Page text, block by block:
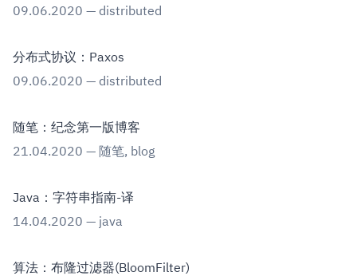
09.06.2020 — distributed
分布式协议：Paxos
09.06.2020 — distributed
随笔：纪念第一版博客
21.04.2020 — 随笔, blog
Java：字符串指南-译
14.04.2020 — java
算法：布隆过滤器(BloomFilter)